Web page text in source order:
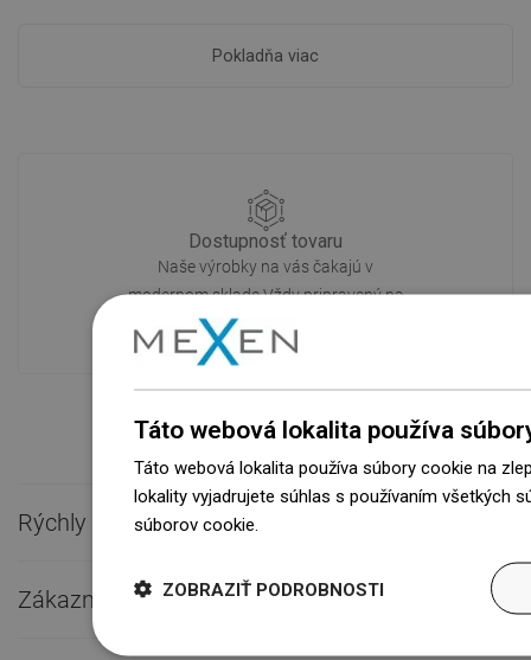
Pokladňa viac
Dostupnosť tovaru
Naše výrobky na vás čakajú v
modernom sklade.Vždy pripravený na
prepravu!
Rýchly kontakt
Zákaznícky servis 
Táto webová lokalita používa
Táto webová lokalita používa súbory cookie na
lokality vyjadrujete súhlas s používaním všetkých
súborov cookie.
ZOBRAZIŤ PODROBNOSTI